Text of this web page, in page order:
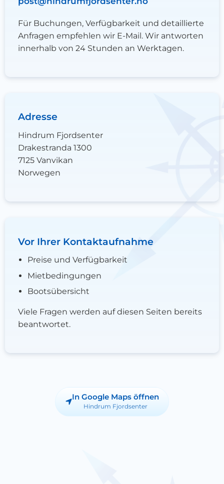
Für Buchungen, Verfügbarkeit und detaillierte
Anfragen empfehlen wir E-Mail. Wir antworten
innerhalb von 24 Stunden an Werktagen.
Adresse
Hindrum Fjordsenter
Drakestranda 1300
7125 Vanvikan
Norwegen
Vor Ihrer Kontaktaufnahme
Preise und Verfügbarkeit
Mietbedingungen
Bootsübersicht
Viele Fragen werden auf diesen Seiten bereits
beantwortet.
In Google Maps öffnen
Hindrum Fjordsenter